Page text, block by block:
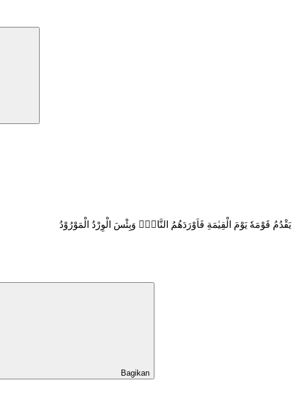
يَقْدُمُ قَوْمَهٗ يَوْمَ الْقِيٰمَةِ فَاَوْرَدَهُمُ النَّارَۗ وَبِئْسَ الْوِرْدُ الْمَوْرُوْدُ
Bagikan